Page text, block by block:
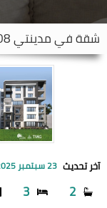
شقة فيمدينتي
آخر تحديث 23 سبتمبر 2025
2
3